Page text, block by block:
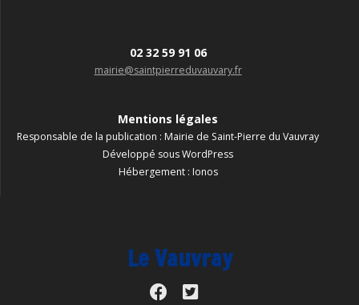
02 32 59 91 06
mairie@saintpierreduvauvary.fr
Mentions légales
Responsable de la publication : Mairie de Saint-Pierre du Vauvray
Développé sous WordPress
Hébergement : Ionos
Le Vauvray